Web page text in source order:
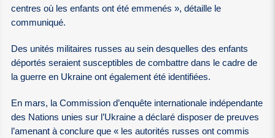
centres où les enfants ont été emmenés », détaille le
communiqué.
Des unités militaires russes au sein desquelles des enfants
déportés seraient susceptibles de combattre dans le cadre de
la guerre en Ukraine ont également été identifiées.
En mars, la Commission d’enquête internationale indépendante
des Nations unies sur l’Ukraine a déclaré disposer de preuves
l’amenant à conclure que « les autorités russes ont commis